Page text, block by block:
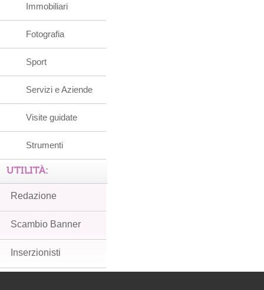
Immobiliari
Fotografia
Sport
Servizi e Aziende
Visite guidate
Strumenti
UTILITÀ:
Redazione
Scambio Banner
Inserzionisti